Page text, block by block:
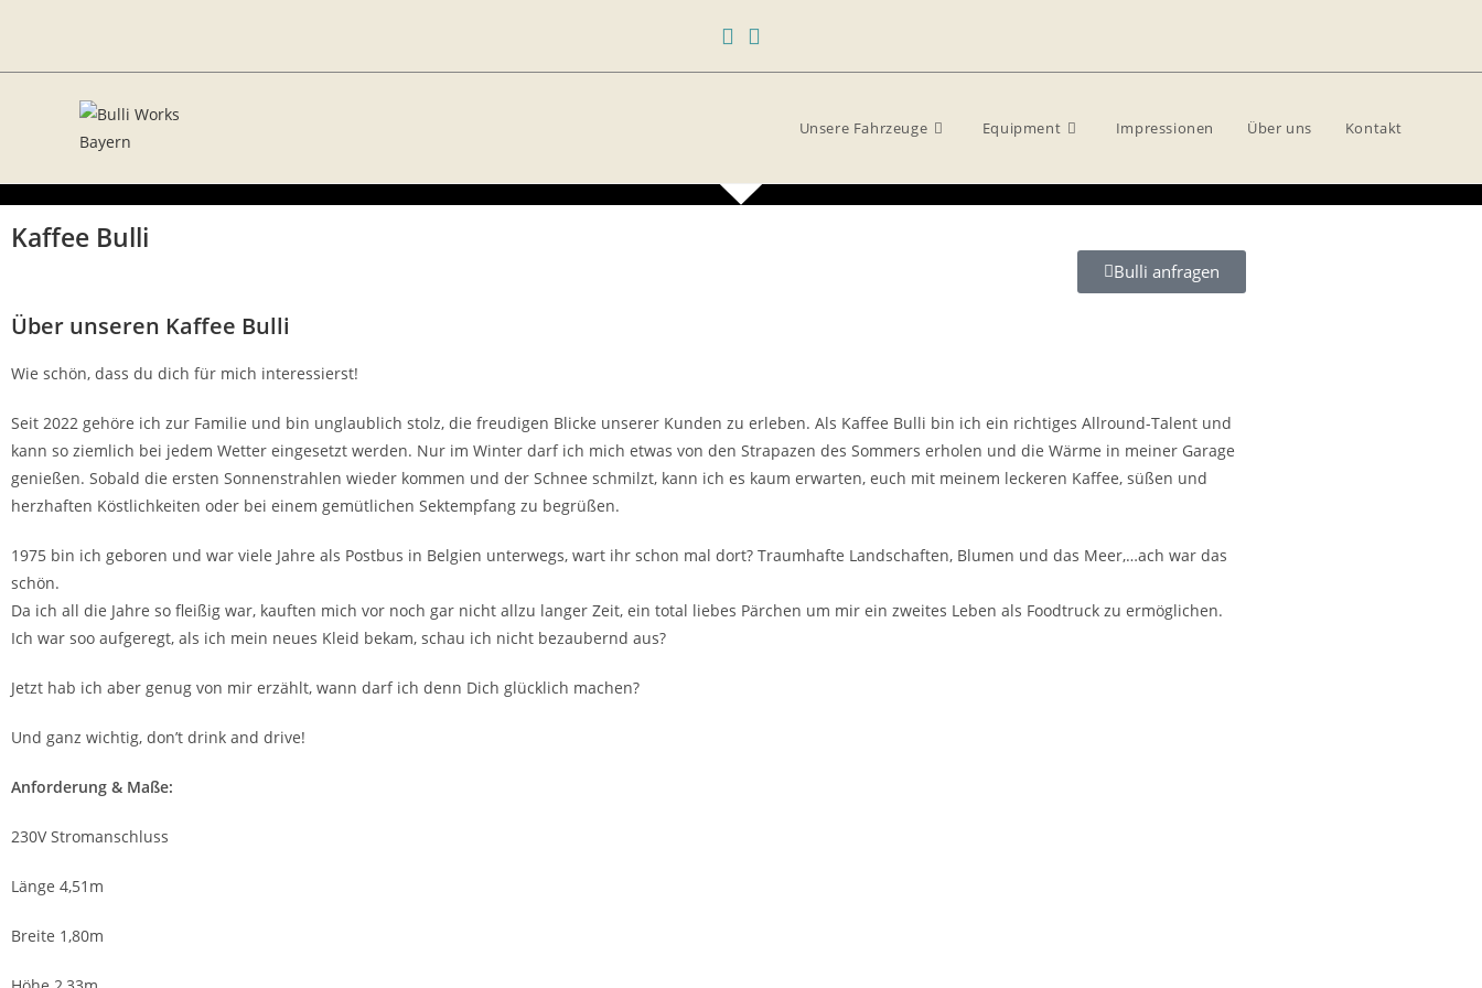
Unsere Fahrzeuge Equipment Impressionen Über uns Kontakt
Kaffee Bulli
Bulli anfragen
Über unseren Kaffee Bulli
Wie schön, dass du dich für mich interessierst!
Seit 2022 gehöre ich zur Familie und bin unglaublich stolz, die freudigen Blicke unserer Kunden zu erleben. Als Kaffee Bulli bin ich ein richtiges Allround-Talent und
kann so ziemlich bei jedem Wetter eingesetzt werden. Nur im Winter darf ich mich etwas von den Strapazen des Sommers erholen und die Wärme in meiner Garage
genießen. Sobald die ersten Sonnenstrahlen wieder kommen und der Schnee schmilzt, kann ich es kaum erwarten, euch mit meinem leckeren Kaffee, süßen und
herzhaften Köstlichkeiten oder bei einem gemütlichen Sektempfang zu begrüßen.
1975 bin ich geboren und war viele Jahre als Postbus in Belgien unterwegs, wart ihr schon mal dort? Traumhafte Landschaften, Blumen und das Meer,…ach war das
schön.
Da ich all die Jahre so fleißig war, kauften mich vor noch gar nicht allzu langer Zeit, ein total liebes Pärchen um mir ein zweites Leben als Foodtruck zu ermöglichen.
Ich war soo aufgeregt, als ich mein neues Kleid bekam, schau ich nicht bezaubernd aus?
Jetzt hab ich aber genug von mir erzählt, wann darf ich denn Dich glücklich machen?
Und ganz wichtig, don’t drink and drive!
Anforderung & Maße:
230V Stromanschluss
Länge 4,51m
Breite 1,80m